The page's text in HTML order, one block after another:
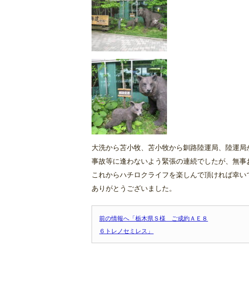
大洗から苫小牧、苫小牧から釧路陸運局、陸運
事故等に逢わないよう緊張の連続でしたが、無事
これからハチロクライフを楽しんで頂ければ幸い
ありがとうございました。
前の情報へ「栃木県Ｓ様 ご成約ＡＥ８
６トレノセミレス」